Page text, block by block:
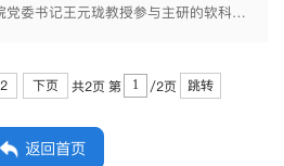
6月4日，学院党委书记王元珑教授参与主研的软科学项目“旅游汽车服务适配理论与运作优化研究”通过省科技厅的成果登记。 6月10日，陈继红高级讲师《以职业技能竞赛引领职业教育教学模式改革的研究》项目获四...
2 下页 共2页 第 /2页 跳转
返回首页